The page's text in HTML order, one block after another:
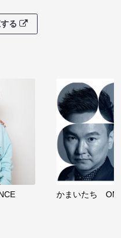
る
かまいたち